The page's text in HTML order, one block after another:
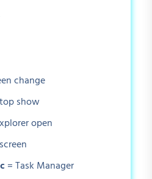
change
show
open
= Task Manager